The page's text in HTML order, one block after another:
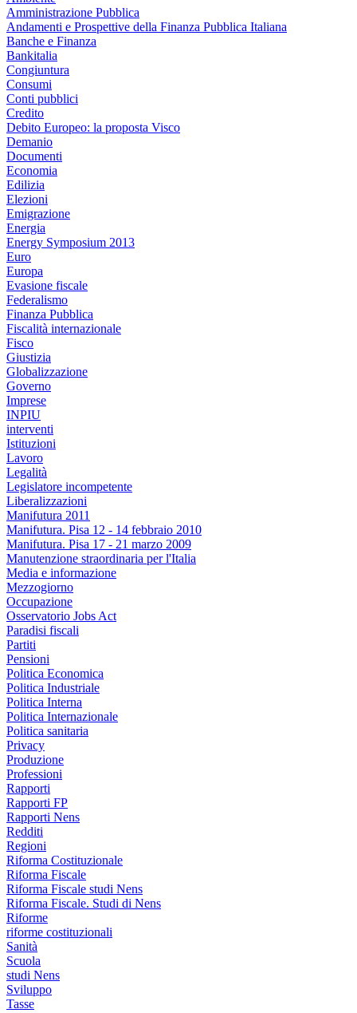
Amministrazione Pubblica
Andamenti e Prospettive della Finanza Pubblica Italiana
Banche e Finanza
Bankitalia
Congiuntura
Consumi
Conti pubblici
Credito
Debito Europeo: la proposta Visco
Demanio
Documenti
Economia
Edilizia
Elezioni
Emigrazione
Energia
Energy Symposium 2013
Euro
Europa
Evasione fiscale
Federalismo
Finanza Pubblica
Fiscalità internazionale
Fisco
Giustizia
Globalizzazione
Governo
Imprese
INPIU
interventi
Istituzioni
Lavoro
Legalità
Legislatore incompetente
Liberalizzazioni
Manifutura 2011
Manifutura. Pisa 12 - 14 febbraio 2010
Manifutura. Pisa 17 - 21 marzo 2009
Manutenzione straordinaria per l'Italia
Media e informazione
Mezzogiorno
Occupazione
Osservatorio Jobs Act
Paradisi fiscali
Partiti
Pensioni
Politica Economica
Politica Industriale
Politica Interna
Politica Internazionale
Politica sanitaria
Privacy
Produzione
Professioni
Rapporti
Rapporti FP
Rapporti Nens
Redditi
Regioni
Riforma Costituzionale
Riforma Fiscale
Riforma Fiscale studi Nens
Riforma Fiscale. Studi di Nens
Riforme
riforme costituzionali
Sanità
Scuola
studi Nens
Sviluppo
Tasse